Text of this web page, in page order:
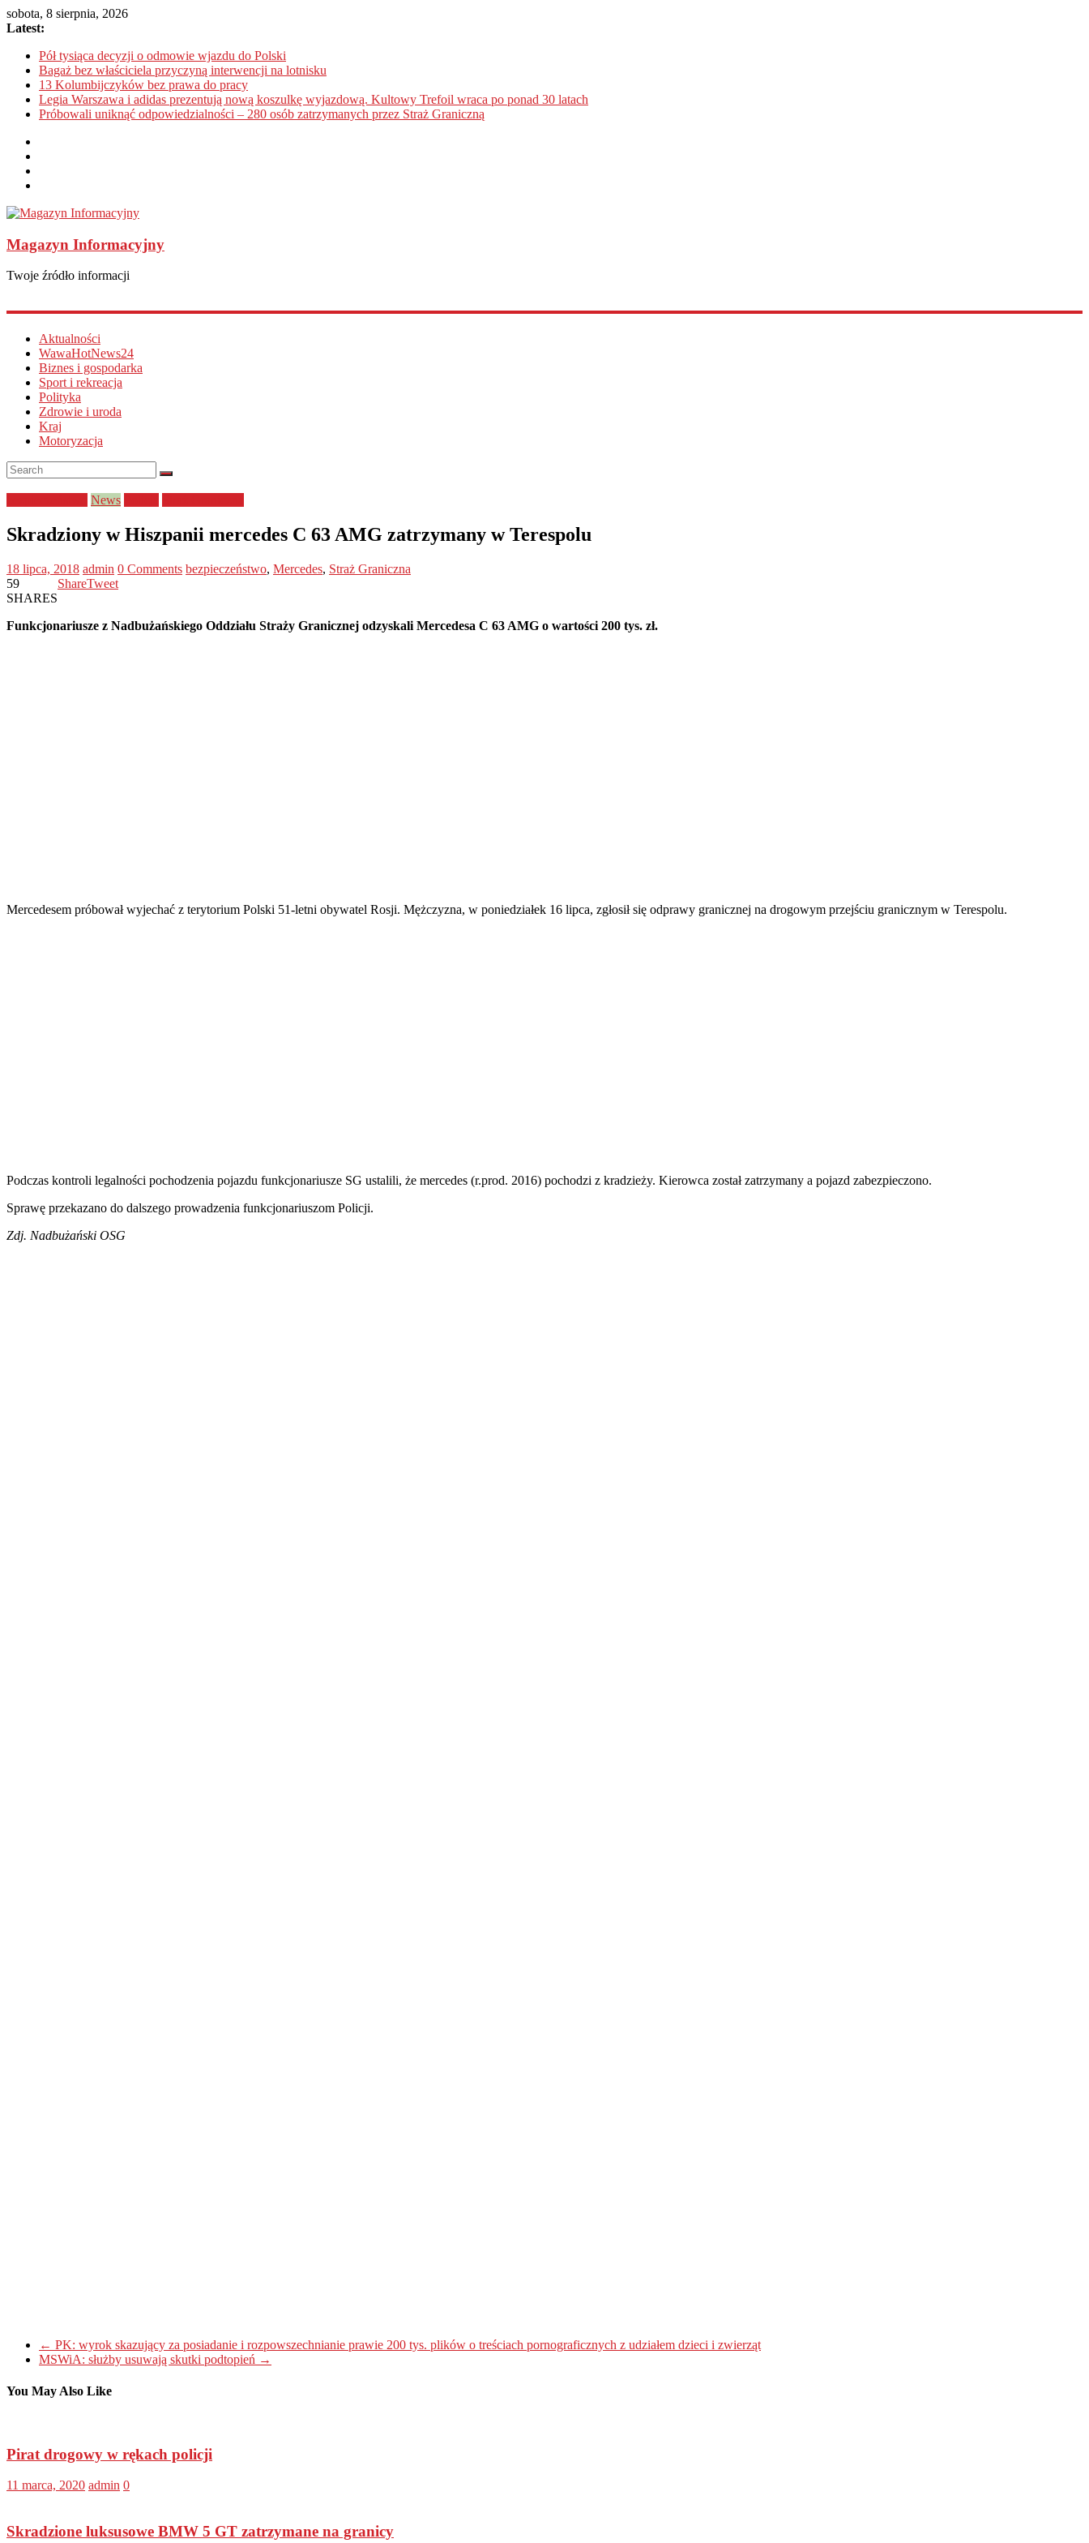
sobota, 8 sierpnia, 2026
Latest:
Pół tysiąca decyzji o odmowie wjazdu do Polski
Bagaż bez właściciela przyczyną interwencji na lotnisku
13 Kolumbijczyków bez prawa do pracy
Legia Warszawa i adidas prezentują nową koszulkę wyjazdową. Kultowy Trefoil wraca po ponad 30 latach
Próbowali uniknąć odpowiedzialności – 280 osób zatrzymanych przez Straż Graniczną
Magazyn Informacyjny
Twoje źródło informacji
Aktualności
WawaHotNews24
Biznes i gospodarka
Sport i rekreacja
Polityka
Zdrowie i uroda
Kraj
Motoryzacja
News
Skradziony w Hiszpanii mercedes C 63 AMG zatrzymany w Terespolu
18 lipca, 2018 admin 0 Comments bezpieczeństwo, Mercedes, Straż Graniczna
59
SHARES
ShareTweet
Funkcjonariusze z Nadbużańskiego Oddziału Straży Granicznej odzyskali Mercedesa C 63 AMG o wartości 200 tys. zł.
Mercedesem próbował wyjechać z terytorium Polski 51-letni obywatel Rosji. Mężczyzna, w poniedziałek 16 lipca, zgłosił się odprawy granicznej na drogowym przejściu granicznym w Terespolu.
Podczas kontroli legalności pochodzenia pojazdu funkcjonariusze SG ustalili, że mercedes (r.prod. 2016) pochodzi z kradzieży. Kierowca został zatrzymany a pojazd zabezpieczono.
Sprawę przekazano do dalszego prowadzenia funkcjonariuszom Policji.
Zdj. Nadbużański OSG
← PK: wyrok skazujący za posiadanie i rozpowszechnianie prawie 200 tys. plików o treściach pornograficznych z udziałem dzieci i zwierząt
MSWiA: służby usuwają skutki podtopień →
You May Also Like
Pirat drogowy w rękach policji
11 marca, 2020 admin 0
Skradzione luksusowe BMW 5 GT zatrzymane na granicy